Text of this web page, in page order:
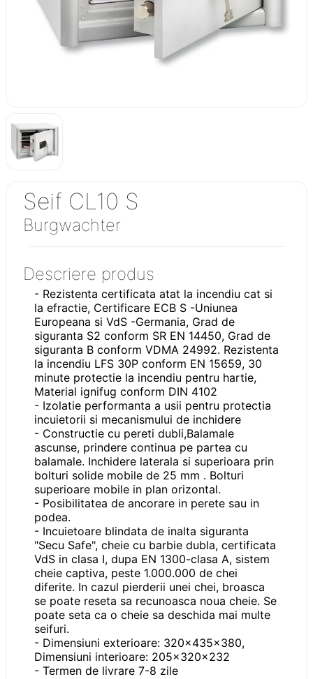
Seif CL10 S
Burgwachter
Descriere produs
- Rezistenta certificata atat la incendiu cat si
la efractie, Certificare ECB S -Uniunea
Europeana si VdS -Germania, Grad de
siguranta S2 conform SR EN 14450, Grad de
siguranta B conform VDMA 24992. Rezistenta
la incendiu LFS 30P conform EN 15659, 30
minute protectie la incendiu pentru hartie,
Material ignifug conform DIN 4102
- Izolatie performanta a usii pentru protectia
incuietorii si mecanismului de inchidere
- Constructie cu pereti dubli,Balamale
ascunse, prindere continua pe partea cu
balamale. Inchidere laterala si superioara prin
bolturi solide mobile de 25 mm . Bolturi
superioare mobile in plan orizontal.
- Posibilitatea de ancorare in perete sau in
podea.
- Incuietoare blindata de inalta siguranta
"Secu Safe", cheie cu barbie dubla, certificata
VdS in clasa I, dupa EN 1300-clasa A, sistem
cheie captiva, peste 1.000.000 de chei
diferite. In cazul pierderii unei chei, broasca
se poate reseta sa recunoasca noua cheie. Se
poate seta ca o cheie sa deschida mai multe
seifuri.
- Dimensiuni exterioare: 320x435x380,
Dimensiuni interioare: 205x320x232
- Termen de livrare 7-8 zile